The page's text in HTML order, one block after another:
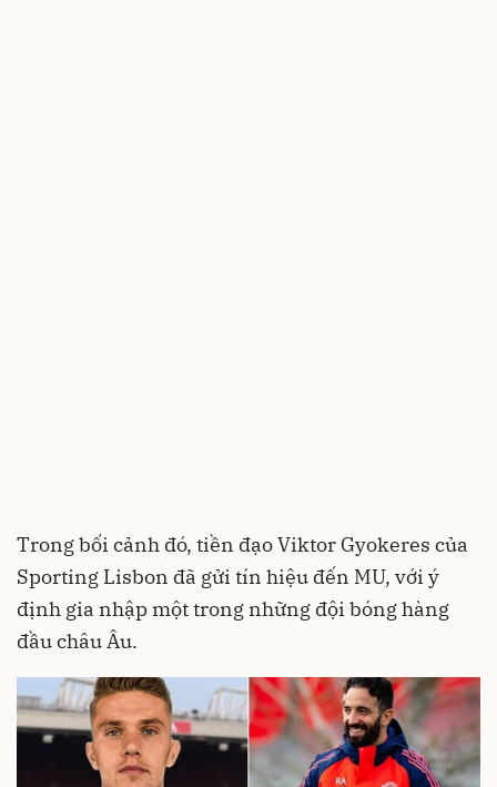
Trong bối cảnh đó, tiền đạo Viktor Gyokeres của
Sporting Lisbon đã gửi tín hiệu đến MU, với ý
định gia nhập một trong những đội bóng hàng
đầu châu Âu.